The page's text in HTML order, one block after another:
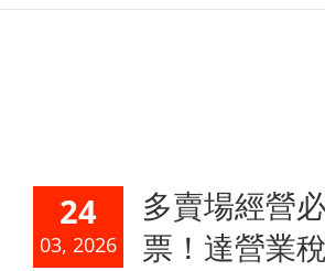
24
03, 2026
多賣場經營
票！達營業